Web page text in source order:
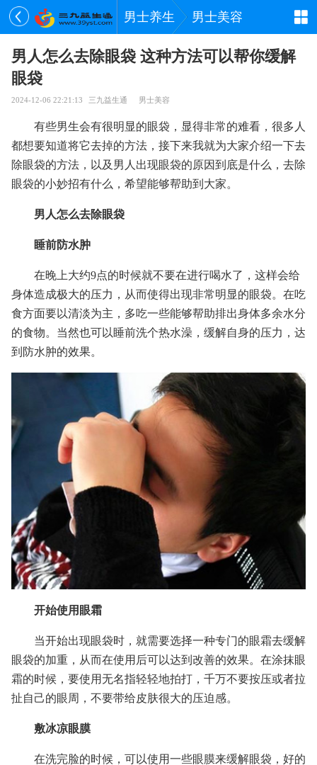
男士养生 男士美容
男人怎么去除眼袋 这种方法可以帮你缓解
眼袋
2024-12-06 22:21:13 三九益生通 男士美容
有些男生会有很明显的眼袋，显得非常的难看，很多人
都想要知道将它去掉的方法，接下来我就为大家介绍一下去
除眼袋的方法，以及男人出现眼袋的原因到底是什么，去除
眼袋的小妙招有什么，希望能够帮助到大家。
男人怎么去除眼袋
睡前防水肿
在晚上大约9点的时候就不要在进行喝水了，这样会给
身体造成极大的压力，从而使得出现非常明显的眼袋。在吃
食方面要以清淡为主，多吃一些能够帮助排出身体多余水分
的食物。当然也可以睡前洗个热水澡，缓解自身的压力，达
到防水肿的效果。
开始使用眼霜
当开始出现眼袋时，就需要选择一种专门的眼霜去缓解
眼袋的加重，从而在使用后可以达到改善的效果。在涂抹眼
霜的时候，要使用无名指轻轻地拍打，千万不要按压或者拉
扯自己的眼周，不要带给皮肤很大的压迫感。
敷冰凉眼膜
在洗完脸的时候，可以使用一些眼膜来缓解眼袋，好的